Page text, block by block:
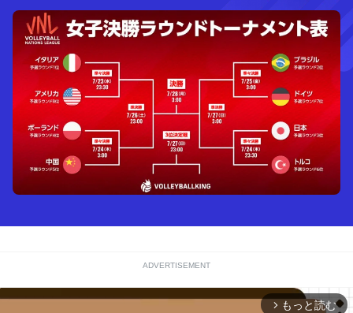
ADVERTISEMENT
arrow_forward_ios もっと読む